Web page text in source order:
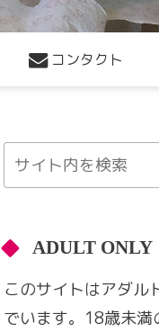
コンタクト
ADULT ONLY
このサイトはアダル
でいます。18歳未